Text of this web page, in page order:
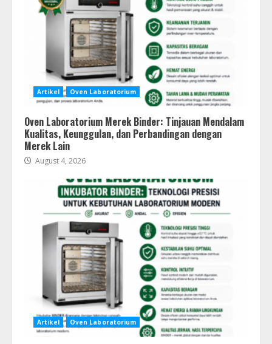
Artikel Oven Laboratorium
Oven Laboratorium Merek Binder: Tinjauan Mendalam
Kualitas, Keunggulan, dan Perbandingan dengan
Merek Lain
August 4, 2026
Artikel Oven Laboratorium